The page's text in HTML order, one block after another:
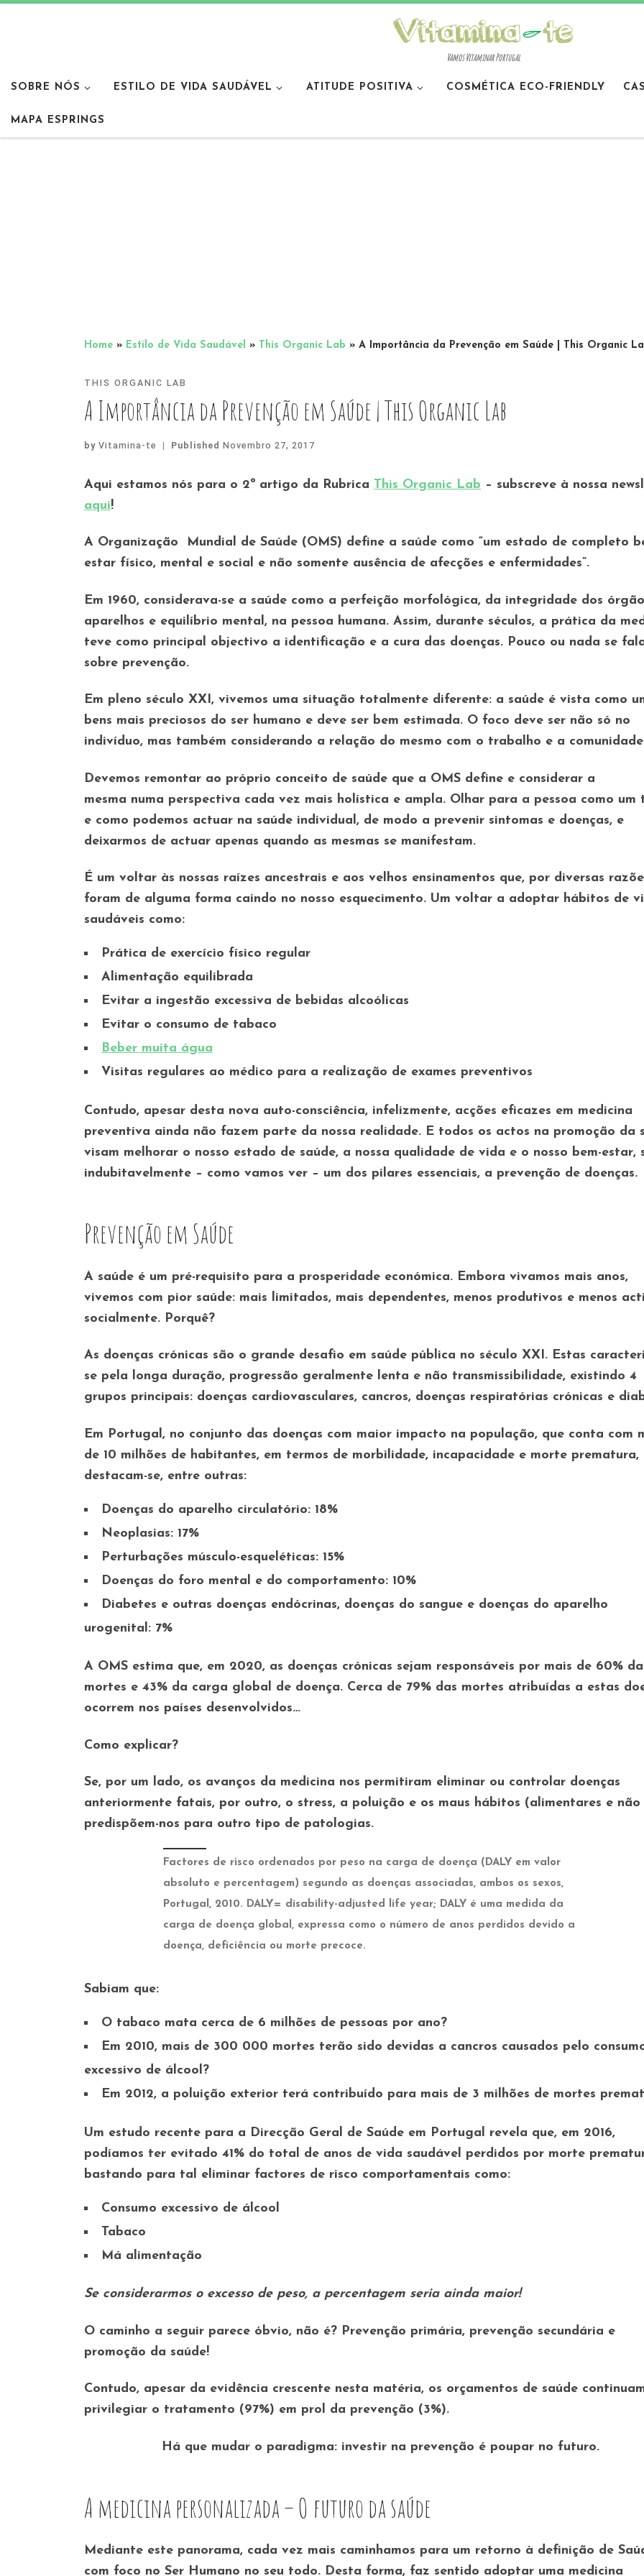
Vamos Vitaminar Portugal
SOBRE NÓS ESTILO DE VIDA SAUDÁVEL ATITUDE POSITIVA COSMÉTICA ECO-FRIENDLY
MAPA ESPRINGS
Home » Estilo de Vida Saudável » This Organic Lab » A Importância da Prevenção em Saúde | This Organic
THIS ORGANIC LAB
A Importância da Prevenção em Saúde | This Organic Lab
by Vitamina-te | Published Novembro 27, 2017
Aqui estamos nós para o 2º artigo da Rubrica This Organic Lab – subscreve à nossa
aqui!
A Organização Mundial de Saúde (OMS) define a saúde como “um estado de completo
estar físico, mental e social e não somente ausência de afecções e enfermidades”.
Em 1960, considerava-se a saúde como a perfeição morfológica, da integridade dos
aparelhos e equilíbrio mental, na pessoa humana. Assim, durante séculos, a prática da
teve como principal objectivo a identificação e a cura das doenças. Pouco ou nada se
sobre prevenção.
Em pleno século XXI, vivemos uma situação totalmente diferente: a saúde é vista como
bens mais preciosos do ser humano e deve ser bem estimada. O foco deve ser não só no
indivíduo, mas também considerando a relação do mesmo com o trabalho e a
Devemos remontar ao próprio conceito de saúde que a OMS define e considerar a
mesma numa perspectiva cada vez mais holística e ampla. Olhar para a pessoa como um
e como podemos actuar na saúde individual, de modo a prevenir sintomas e doenças, e
deixarmos de actuar apenas quando as mesmas se manifestam.
É um voltar às nossas raízes ancestrais e aos velhos ensinamentos que, por diversas
foram de alguma forma caindo no nosso esquecimento. Um voltar a adoptar hábitos de
saudáveis como:
Prática de exercício físico regular
Alimentação equilibrada
Evitar a ingestão excessiva de bebidas alcoólicas
Evitar o consumo de tabaco
Beber muita água
Visitas regulares ao médico para a realização de exames preventivos
Contudo, apesar desta nova auto-consciência, infelizmente, acções eficazes em medicina
preventiva ainda não fazem parte da nossa realidade. E todos os actos na promoção da
visam melhorar o nosso estado de saúde, a nossa qualidade de vida e o nosso bem-estar,
indubitavelmente – como vamos ver – um dos pilares essenciais, a prevenção de doenças.
Prevenção em Saúde
A saúde é um pré-requisito para a prosperidade económica. Embora vivamos mais anos,
vivemos com pior saúde: mais limitados, mais dependentes, menos produtivos e menos
socialmente. Porquê?
As doenças crónicas são o grande desafio em saúde pública no século XXI. Estas
se pela longa duração, progressão geralmente lenta e não transmissibilidade, existindo 4
grupos principais: doenças cardiovasculares, cancros, doenças respiratórias crónicas e
Em Portugal, no conjunto das doenças com maior impacto na população, que conta com
de 10 milhões de habitantes, em termos de morbilidade, incapacidade e morte prematura,
destacam-se, entre outras:
Doenças do aparelho circulatório: 18%
Neoplasias: 17%
Perturbações músculo-esqueléticas: 15%
Doenças do foro mental e do comportamento: 10%
Diabetes e outras doenças endócrinas, doenças do sangue e doenças do aparelho
urogenital: 7%
A OMS estima que, em 2020, as doenças crónicas sejam responsáveis por mais de 60%
mortes e 43% da carga global de doença. Cerca de 79% das mortes atribuídas a estas
ocorrem nos países desenvolvidos…
Como explicar?
Se, por um lado, os avanços da medicina nos permitiram eliminar ou controlar doenças
anteriormente fatais, por outro, o stress, a poluição e os maus hábitos (alimentares e não
predispõem-nos para outro tipo de patologias.
Factores de risco ordenados por peso na carga de doença (DALY em valor
absoluto e percentagem) segundo as doenças associadas, ambos os sexos,
Portugal, 2010. DALY= disability-adjusted life year; DALY é uma medida da
carga de doença global, expressa como o número de anos perdidos devido a
doença, deficiência ou morte precoce.
Sabiam que:
O tabaco mata cerca de 6 milhões de pessoas por ano?
Em 2010, mais de 300 000 mortes terão sido devidas a cancros causados pelo
excessivo de álcool?
Em 2012, a poluição exterior terá contribuído para mais de 3 milhões de mortes
Um estudo recente para a Direcção Geral de Saúde em Portugal revela que, em 2016,
podíamos ter evitado 41% do total de anos de vida saudável perdidos por morte
bastando para tal eliminar factores de risco comportamentais como:
Consumo excessivo de álcool
Tabaco
Má alimentação
Se considerarmos o excesso de peso, a percentagem seria ainda maior!
O caminho a seguir parece óbvio, não é? Prevenção primária, prevenção secundária e
promoção da saúde!
Contudo, apesar da evidência crescente nesta matéria, os orçamentos de saúde
privilegiar o tratamento (97%) em prol da prevenção (3%).
Há que mudar o paradigma: investir na prevenção é poupar no futuro.
A medicina personalizada – O futuro da saúde
Mediante este panorama, cada vez mais caminhamos para um retorno à definição de
com foco no Ser Humano no seu todo. Desta forma, faz sentido adoptar uma medicina